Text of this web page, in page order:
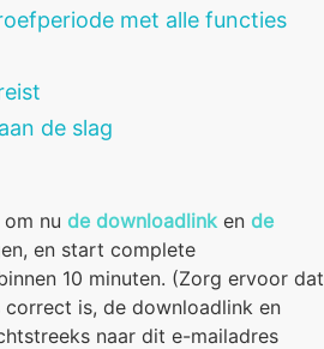
met alle functies
de slag
nu de downloadlinken de
en start complete
10 minuten. (Zorg ervoor dat
is, de downloadlink en
naar dit e-mailadres